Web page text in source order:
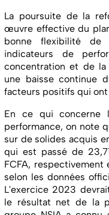
La poursuite de la
œuvre effective du
bonne flexibilité de
indicateurs de
concentration et de
une baisse continue
facteurs positifs qui
En ce qui concerne
performance, on note
sur de solides acquis
qui est passé de
FCFA, respectivement
selon les données
L'exercice 2023
le résultat net de la